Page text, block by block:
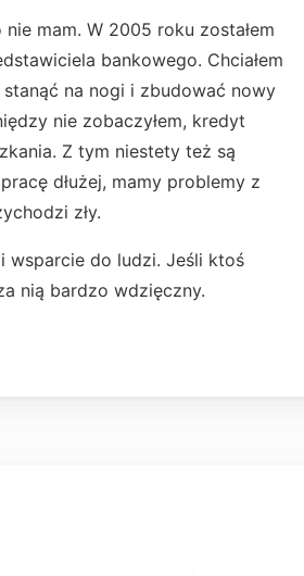
mam. W 2005 roku zostałem
bankowego. Chciałem
na nogi i zbudować nowy
nie zobaczyłem, kredyt
Z tym niestety też są
dłużej, mamy problemy z
zły.
wsparcie do ludzi. Jeśli ktoś
nią bardzo wdzięczny.